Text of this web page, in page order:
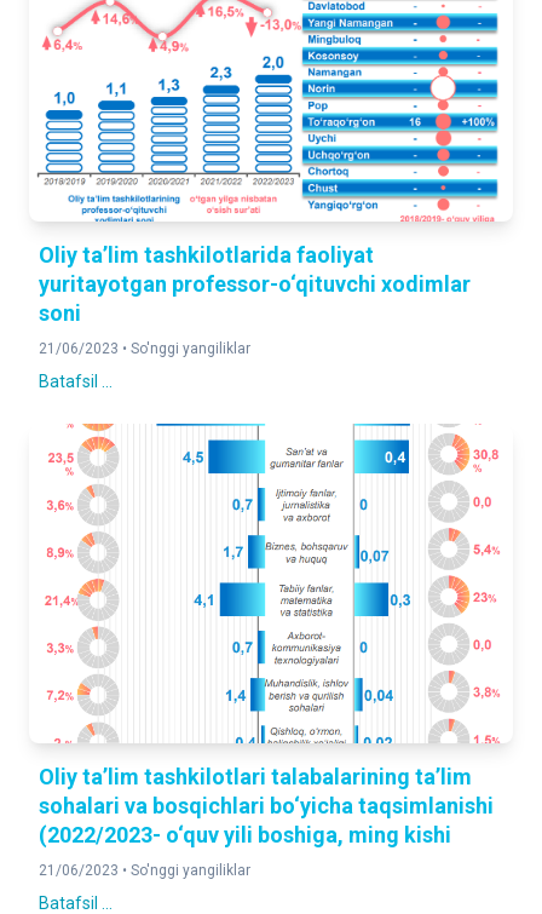
Oliy ta’lim tashkilotlarida faoliyat
yuritayotgan professor-o‘qituvchi xodimlar
soni
21/06/2023 • So'nggi yangiliklar
Batafsil ...
Oliy taʼlim tashkilotlari talabalarining taʼlim
sohalari va bosqichlari bo‘yicha taqsimlanishi
(2022/2023- o‘quv yili boshiga, ming kishi
21/06/2023 • So'nggi yangiliklar
Batafsil ...